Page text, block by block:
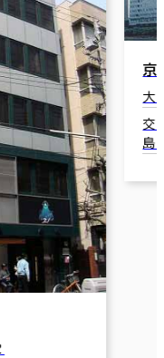
京
大
交
島